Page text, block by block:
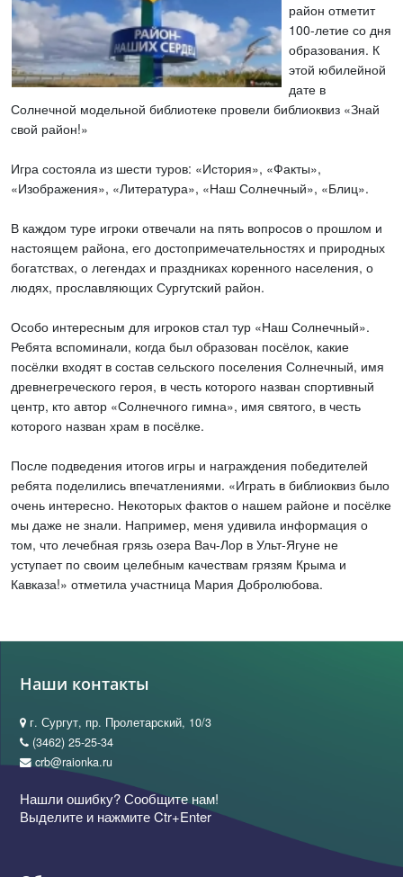
район отметит
100-летие со дня
образования. К
этой юбилейной
дате в
Солнечной модельной библиотеке провели библиоквиз «Знай
свой район!»
Игра состояла из шести туров: «История», «Факты»,
«Изображения», «Литература», «Наш Солнечный», «Блиц».
В каждом туре игроки отвечали на пять вопросов о прошлом и
настоящем района, его достопримечательностях и природных
богатствах, о легендах и праздниках коренного населения, о
людях, прославляющих Сургутский район.
Особо интересным для игроков стал тур «Наш Солнечный».
Ребята вспоминали, когда был образован посёлок, какие
посёлки входят в состав сельского поселения Солнечный, имя
древнегреческого героя, в честь которого назван спортивный
центр, кто автор «Солнечного гимна», имя святого, в честь
которого назван храм в посёлке.
После подведения итогов игры и награждения победителей
ребята поделились впечатлениями. «Играть в библиоквиз было
очень интересно. Некоторых фактов о нашем районе и посёлке
мы даже не знали. Например, меня удивила информация о
том, что лечебная грязь озера Вач-Лор в Ульт-Ягуне не
уступает по своим целебным качествам грязям Крыма и
Кавказа!» отметила участница Мария Добролюбова.
Наши контакты
г. Сургут, пр. Пролетарский, 10/3
(3462) 25-25-34
crb@raionka.ru
Нашли ошибку? Сообщите нам!
Выделите и нажмите Ctr+Enter